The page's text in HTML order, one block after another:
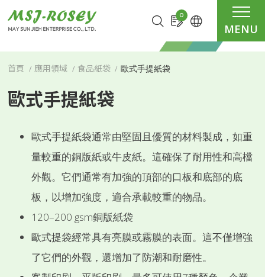
MENU
0
首頁 應用領域 食品紙袋 歐式手提紙袋
歐式手提紙袋
歐式手提紙袋通常由堅固且優質的材料製成，如重
量較重的銅版紙或牛皮紙。這確保了耐用性和高檔
外觀。它們通常有加強的頂部的口板和底部的底
板，以增加強度，適合承載較重的物品。
120–200 gsm銅版紙袋
歐式提袋經常具有亮膜或霧膜的表面。這不僅增強
了它們的外觀，還增加了防潮和耐磨性。
Cookie管理面板